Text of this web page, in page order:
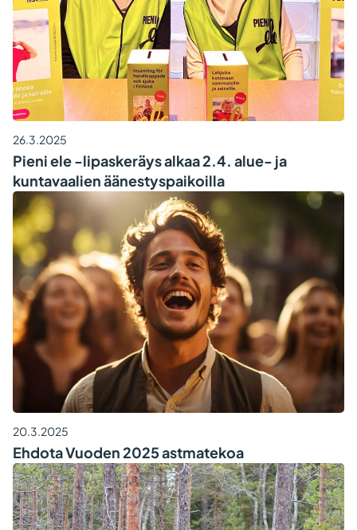
26.3.2025
Pieni ele -lipaskeräys alkaa 2.4. alue- ja
kuntavaalien äänestyspaikoilla
20.3.2025
Ehdota Vuoden 2025 astmatekoa